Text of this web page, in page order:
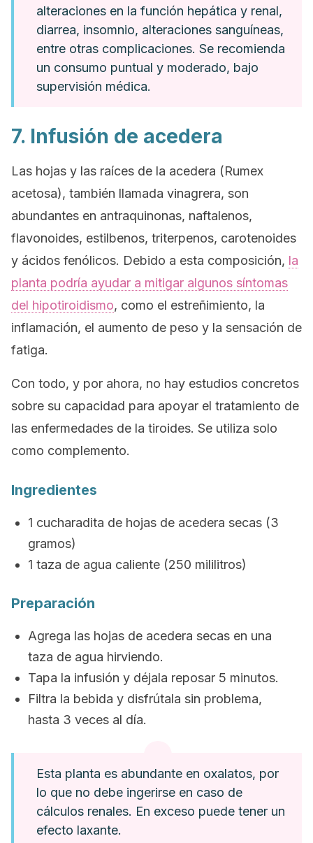
alteraciones en la función hepática y renal,
diarrea, insomnio, alteraciones sanguíneas,
entre otras complicaciones. Se recomienda
un consumo puntual y moderado, bajo
supervisión médica.
7. Infusión de acedera
Las hojas y las raíces de la acedera (Rumex
acetosa), también llamada vinagrera, son
abundantes en antraquinonas, naftalenos,
flavonoides, estilbenos, triterpenos, carotenoides
y ácidos fenólicos. Debido a esta composición, la
planta podría ayudar a mitigar algunos síntomas
del hipotiroidismo, como el estreñimiento, la
inflamación, el aumento de peso y la sensación de
fatiga.
Con todo, y por ahora, no hay estudios concretos
sobre su capacidad para apoyar el tratamiento de
las enfermedades de la tiroides. Se utiliza solo
como complemento.
Ingredientes
1 cucharadita de hojas de acedera secas (3
gramos)
1 taza de agua caliente (250 mililitros)
Preparación
Agrega las hojas de acedera secas en una
taza de agua hirviendo.
Tapa la infusión y déjala reposar 5 minutos.
Filtra la bebida y disfrútala sin problema,
hasta 3 veces al día.
Esta planta es abundante en oxalatos, por
lo que no debe ingerirse en caso de
cálculos renales. En exceso puede tener un
efecto laxante.